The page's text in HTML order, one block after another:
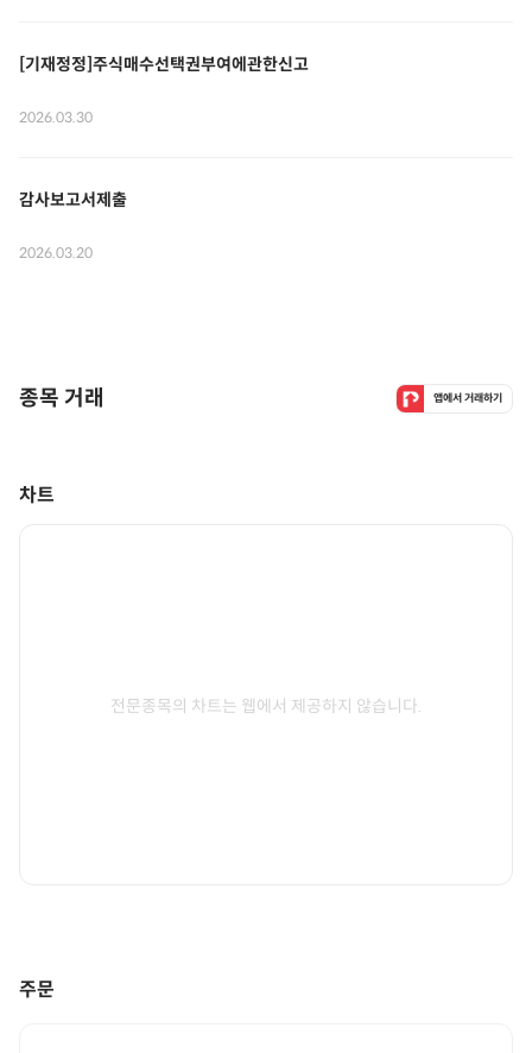
[기재정정]주식매수선택권부여에관한신고
2026.03.30
감사보고서제출
2026.03.20
종목 거래 앱에서 거래하기
차트
전문종목의 차트는 웹에서 제공하지 않습니다.
주문